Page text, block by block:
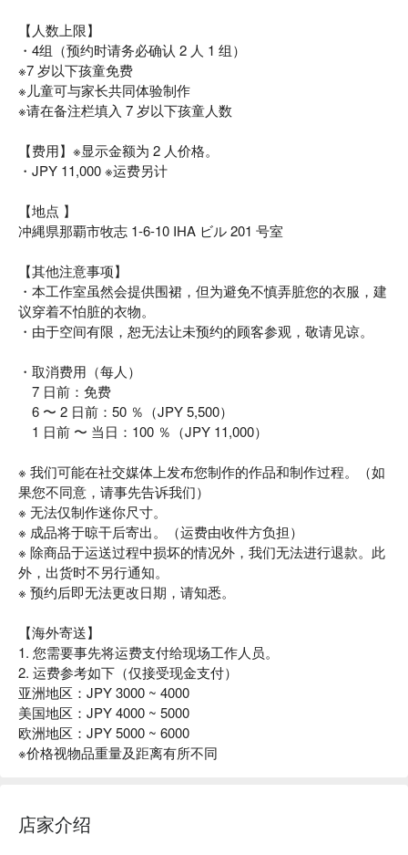
【人数上限】
・4组（预约时请务必确认 2 人 1 组）
※7 岁以下孩童免费
※儿童可与家长共同体验制作
※请在备注栏填入 7 岁以下孩童人数
【费用】※显示金额为 2 人价格。
・JPY 11,000 ※运费另计
【地点 】
冲縄県那覇市牧志 1-6-10 IHA ビル 201 号室
【其他注意事项】
・本工作室虽然会提供围裙，但为避免不慎弄脏您的衣服，建
议穿着不怕脏的衣物。
・由于空间有限，恕无法让未预约的顾客参观，敬请见谅。
・取消费用（每人）
7 日前：免费
6 〜 2 日前：50 ％（JPY 5,500）
1 日前 〜 当日：100 ％（JPY 11,000）
※ 我们可能在社交媒体上发布您制作的作品和制作过程。（如
果您不同意，请事先告诉我们）
※ 无法仅制作迷你尺寸。
※ 成品将于晾干后寄出。（运费由收件方负担）
※ 除商品于运送过程中损坏的情况外，我们无法进行退款。此
外，出货时不另行通知。
※ 预约后即无法更改日期，请知悉。
【海外寄送】
1. 您需要事先将运费支付给现场工作人员。
2. 运费参考如下（仅接受现金支付）
亚洲地区：JPY 3000 ~ 4000
美国地区：JPY 4000 ~ 5000
欧洲地区：JPY 5000 ~ 6000
※价格视物品重量及距离有所不同
店家介绍